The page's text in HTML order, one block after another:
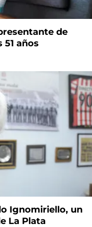
de
51 años
Ignomiriello, un
La Plata